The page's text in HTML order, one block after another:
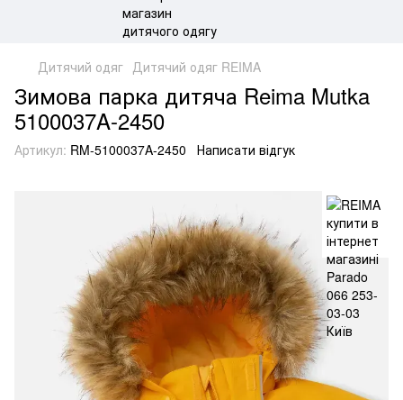
Дитячий одяг Дитячий одяг REIMA
Зимова парка дитяча Reima Mutka
5100037A-2450
Артикул: RM-5100037A-2450 Написати відгук